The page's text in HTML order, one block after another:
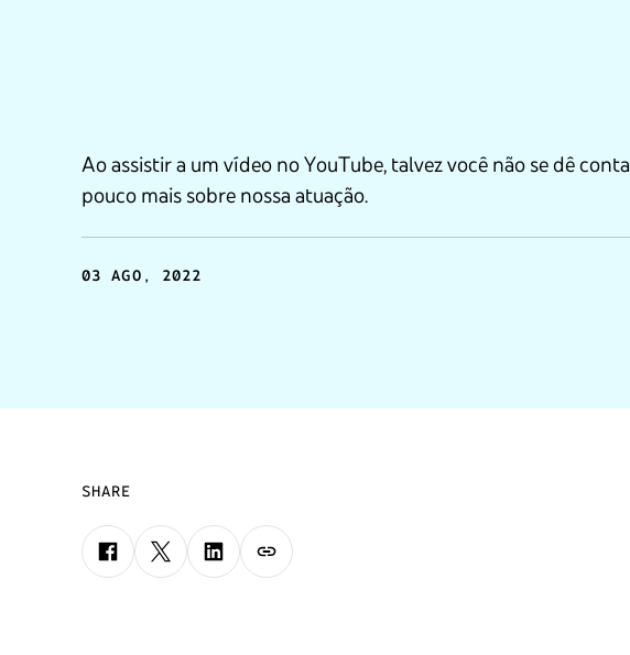
Ao assistir a um vídeo no YouTube, talvez você não se dê
pouco mais sobre nossa atuação.
03 AGO, 2022
SHARE